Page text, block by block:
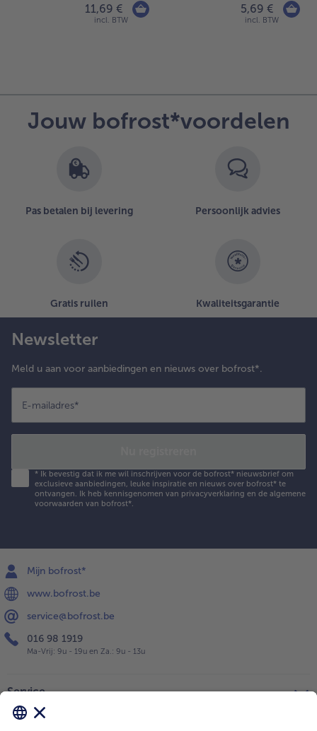
11,69 €
incl. BTW
5,69 €
incl. BTW
Jouw bofrost*voordelen
Pas betalen bij levering Persoonlijk advies
Gratis ruilen Kwaliteitsgarantie
Newsletter
Meld u aan voor aanbiedingen en nieuws over bofrost*.
E-mailadres*
* Ik bevestig dat ik me wil inschrijven voor de bofrost* nieuwsbrief om
exclusieve aanbiedingen, leuke inspiratie en nieuws over bofrost* te
ontvangen. Ik heb kennisgenomen van privacyverklaring en de algemene
voorwaarden van bofrost*.
Mijn bofrost*
www.bofrost.be
service@bofrost.be
016 98 1919
Ma-Vrij: 9u - 19u en Za.: 9u - 13u
Service